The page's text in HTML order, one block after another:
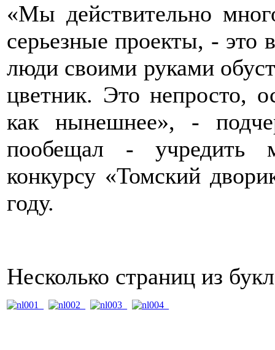
«Мы действительно
серьезные проекты, - это
люди своими руками
цветник. Это непросто,
как нынешнее», -
пообещал - учредить
конкурсу «Томский
году.
Несколько страниц из